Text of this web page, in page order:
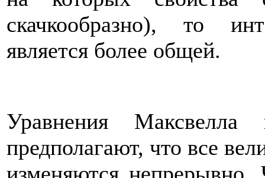
скачкообразно), то
является более общей.
Уравнения
предполагают, что все